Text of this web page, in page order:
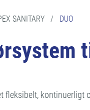
SANITARY / DUO
fleksibelt,